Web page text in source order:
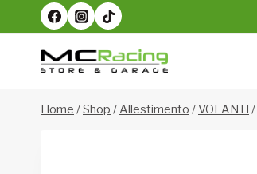
al
contenuto
Home /Shop /Allestimento /VOLANTI /